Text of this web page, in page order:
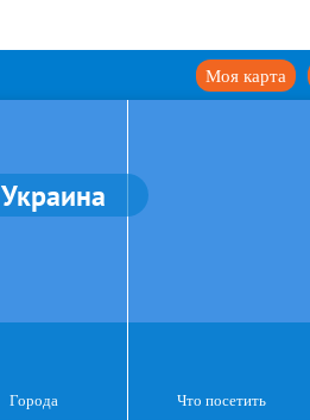
Моя карта
Украина
Города Что посетить